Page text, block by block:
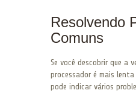
Resolvendo
Comuns
Se você descobrir que a
processador é mais
pode indicar vários